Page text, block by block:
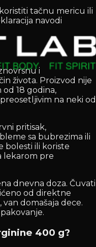
tačnu mericu ili
navodi
i
života. Proizvod nije
18 godina,
na neki od
pritisak,
sa bubrezima ili
bolesti ili koriste
lekarom pre
dnevna doza. Čuvati
od direktne
domašaja dece.
400 g?